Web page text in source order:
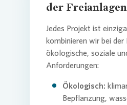
der
Jedes Projekt ist
kombinieren wir bei der
ökologische, soziale
Anforderungen:
Ökologisch:
Bepflanzung,